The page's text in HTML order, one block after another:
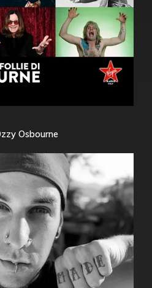
Osbourne